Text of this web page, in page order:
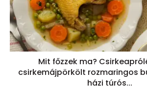
Mit főzzek ma?
csirkemájpörkölt rozmaringos
házi túrós...